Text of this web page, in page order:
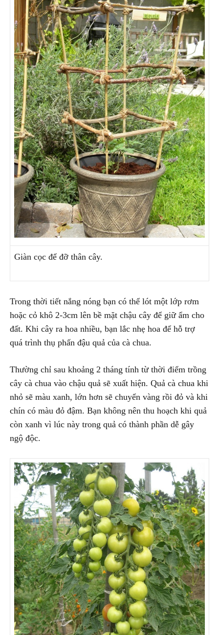
Giàn cọc để đỡ thân cây.
Trong thời tiết nắng nóng bạn có thể lót một lớp rơm
hoặc cỏ khô 2-3cm lên bề mặt chậu cây để giữ ẩm cho
đất. Khi cây ra hoa nhiều, bạn lắc nhẹ hoa để hỗ trợ
quá trình thụ phấn đậu quả của cà chua.
Thường chỉ sau khoảng 2 tháng tính từ thời điểm trồng
cây cà chua vào chậu quả sẽ xuất hiện. Quả cà chua khi
nhỏ sẽ màu xanh, lớn hơn sẽ chuyển vàng rồi đỏ và khi
chín có màu đỏ đậm. Bạn không nên thu hoạch khi quả
còn xanh vì lúc này trong quả có thành phần dễ gây
ngộ độc.